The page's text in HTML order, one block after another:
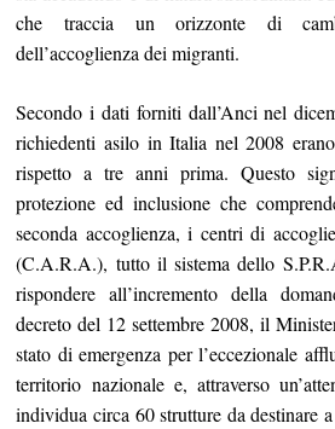
che traccia un orizzonte di
dell’accoglienza dei migranti.
Secondo i dati forniti dall’Anci nel
richiedenti asilo in Italia nel 2008
rispetto a tre anni prima. Questo
protezione ed inclusione che
seconda accoglienza, i centri di
(C.A.R.A.), tutto il sistema dello
rispondere all’incremento della
decreto del 12 settembre 2008, il
stato di emergenza per l’eccezionale
territorio nazionale e, attraverso
individua circa 60 strutture da destinare